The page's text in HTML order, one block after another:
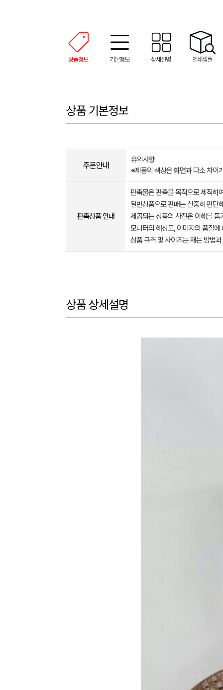
상품정보 기본정보 상세설명 인쇄샘플
상품 기본정보
주문안내
유의사항
※제품의 색상은 화면과 다소 차이
판촉상품 안내
판촉물은 판촉을 목적으로 제작하
일반상품으로 판매는 신중히 판단
제공되는 상품의 사진은 이해를
모니터의 해상도, 이미지의 품질
상품 규격 및 사이즈는 재는 방법
상품 상세설명